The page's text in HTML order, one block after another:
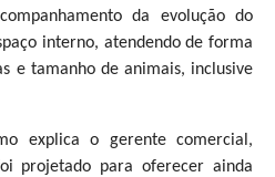
da evolução do
interno, atendendo de forma
e tamanho de animais, inclusive
explica o gerente comercial,
projetado para oferecer ainda